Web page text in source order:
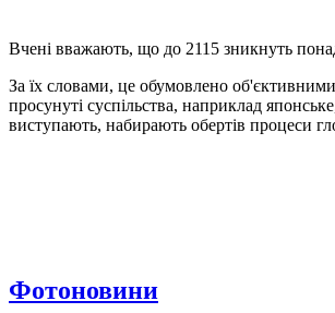
Вчені вважають, що до 2115 зникнуть
За їх словами, це обумовлено
просунуті суспільства, наприклад
виступають, набирають обертів процеси
Фотоновини